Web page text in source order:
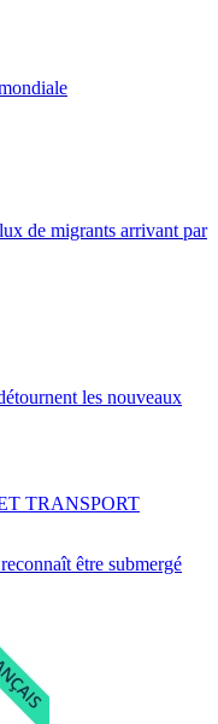
de migrants arrivant par
les nouveaux
être submergé
TRANSPORT